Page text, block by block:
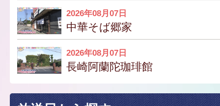
2026年08月07日
中華そば郷家
2026年08月07日
長崎阿蘭陀珈琲館